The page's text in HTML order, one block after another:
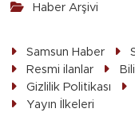
Haber Arşivi
Samsun Haber
Resmi ilanlar
Gizlilik Politikası
Yayın İlkeleri